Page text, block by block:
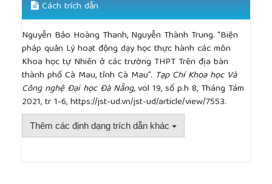
Cách trích dẫn
Nguyễn Bảo Hoàng Thanh, Nguyễn Thành Trung. “Biện
pháp quản Lý hoạt động dạy học thực hành các môn
Khoa học tự Nhiên ở các trường THPT Trên địa bàn
thành phố Cà Mau, tỉnh Cà Mau”. Tạp Chí Khoa học Và
Công nghệ Đại học Đà Nẵng, vol 19, số p.h 8, Tháng Tám
2021, tr 1-6, https://jst-ud.vn/jst-ud/article/view/7553.
Thêm các định dạng trích dẫn khác